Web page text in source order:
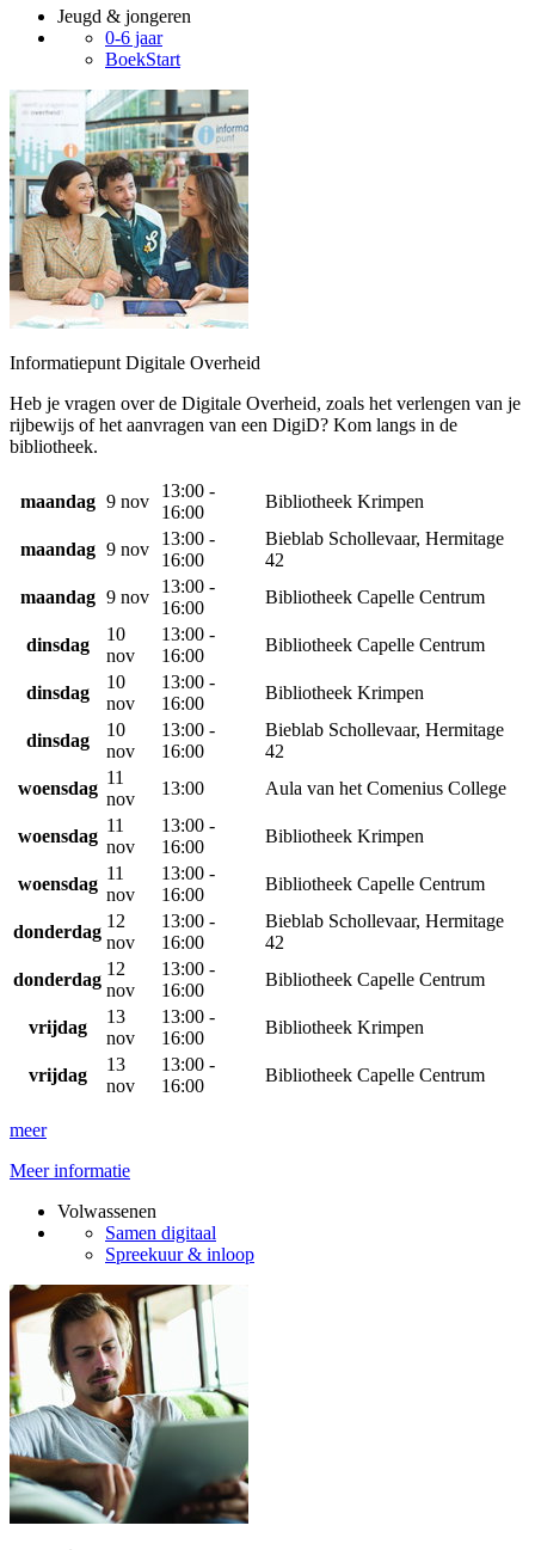
Jeugd & jongeren
0-6 jaar
BoekStart
Informatiepunt Digitale Overheid
Heb je vragen over de Digitale Overheid, zoals het verlengen van je
rijbewijs of het aanvragen van een DigiD? Kom langs in de
bibliotheek.
maandag 9 nov
13:00 -
16:00
Bibliotheek Krimpen
maandag 9 nov
13:00 -
16:00
Bieblab Schollevaar, Hermitage
42
maandag 9 nov
13:00 -
16:00
Bibliotheek Capelle Centrum
dinsdag
10
nov
13:00 -
16:00
Bibliotheek Capelle Centrum
dinsdag
10
nov
13:00 -
16:00
Bibliotheek Krimpen
dinsdag
10
nov
13:00 -
16:00
Bieblab Schollevaar, Hermitage
42
woensdag
11
nov
13:00 Aula van het Comenius College
woensdag
11
nov
13:00 -
16:00
Bibliotheek Krimpen
woensdag
11
nov
13:00 -
16:00
Bibliotheek Capelle Centrum
donderdag
12
nov
13:00 -
16:00
Bieblab Schollevaar, Hermitage
42
donderdag
12
nov
13:00 -
16:00
Bibliotheek Capelle Centrum
vrijdag
13
nov
13:00 -
16:00
Bibliotheek Krimpen
vrijdag
13
nov
13:00 -
16:00
Bibliotheek Capelle Centrum
meer
Meer informatie
Volwassenen
Samen digitaal
Spreekuur & inloop